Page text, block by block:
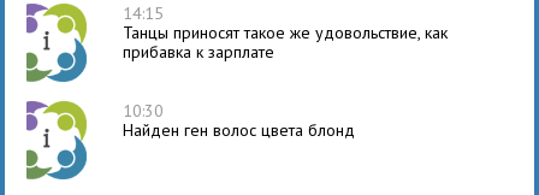
14:15
Танцы приносят такое же удовольствие, как
прибавка к зарплате
10:30
Найден ген волос цвета блонд